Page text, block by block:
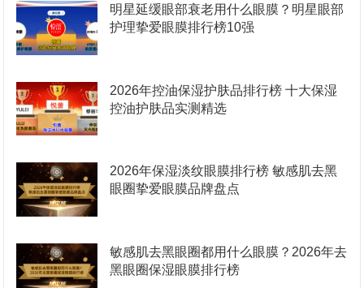
明星延缓眼部衰老用什么眼膜？明星眼部
护理挚爱眼膜排行榜10强
2026年控油保湿护肤品排行榜 十大保湿
控油护肤品实测精选
2026年保湿淡纹眼膜排行榜 敏感肌去黑
眼圈挚爱眼膜品牌盘点
敏感肌去黑眼圈都用什么眼膜？2026年去
黑眼圈保湿眼膜排行榜